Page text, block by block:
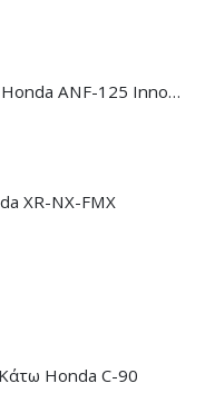
Αντίβαρο Τιμονιού Honda ANF-125 Innova
XR-NX-FMX
Honda C-90